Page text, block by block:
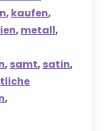
, kaufen,
, metall,
, samt, satin,
,